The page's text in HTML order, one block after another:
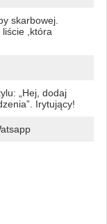
skarbowej.
liście ,która
„Hej, dodaj
Irytujący!